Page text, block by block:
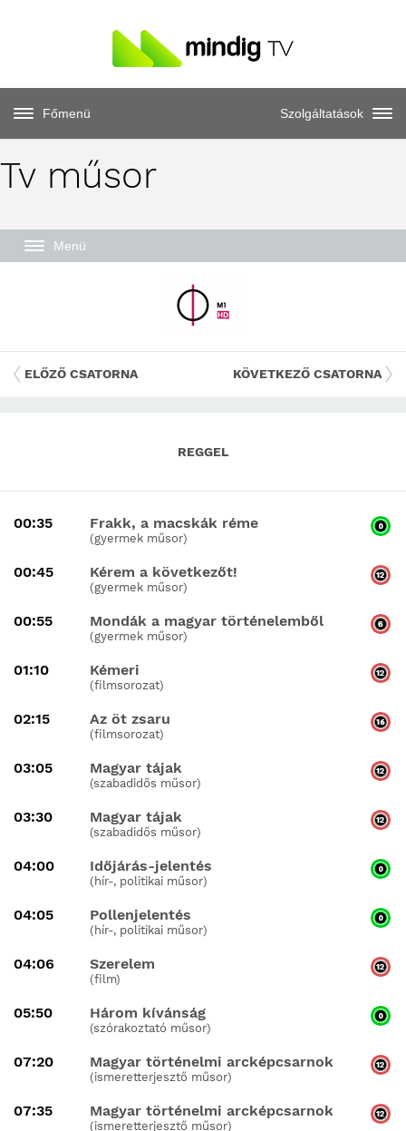
Főmenü Szolgáltatások
Tv műsor
Menü
ELŐZŐ CSATORNA KÖVETKEZŐ CSATORNA
REGGEL
00:35 Frakk, a macskák réme
(gyermek műsor)
00:45 Kérem a következőt!
(gyermek műsor)
00:55 Mondák a magyar történelemből
(gyermek műsor)
01:10 Kémeri
(filmsorozat)
02:15 Az öt zsaru
(filmsorozat)
03:05 Magyar tájak
(szabadidős műsor)
03:30 Magyar tájak
(szabadidős műsor)
04:00 Időjárás-jelentés
(hír-, politikai műsor)
04:05 Pollenjelentés
(hír-, politikai műsor)
04:06 Szerelem
(film)
05:50 Három kívánság
(szórakoztató műsor)
07:20 Magyar történelmi arcképcsarnok
(ismeretterjesztő műsor)
07:35 Magyar történelmi arcképcsarnok
(ismeretterjesztő műsor)